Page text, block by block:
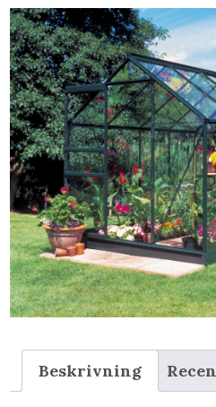
Beskrivning